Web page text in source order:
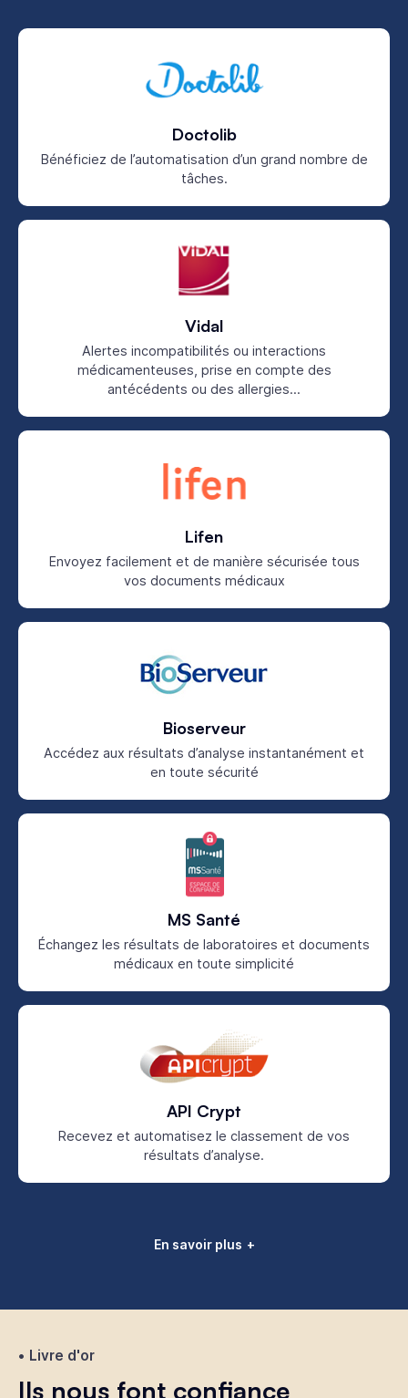
Doctolib
Bénéficiez de l’automatisation d’un grand nombre de
tâches.
Vidal
Alertes incompatibilités ou interactions
médicamenteuses, prise en compte des
antécédents ou des allergies...
Lifen
Envoyez facilement et de manière sécurisée tous
vos documents médicaux
Bioserveur
Accédez aux résultats d’analyse instantanément et
en toute sécurité
MS Santé
Échangez les résultats de laboratoires et documents
médicaux en toute simplicité
API Crypt
Recevez et automatisez le classement de vos
résultats d’analyse.
En savoir plus
Livre d'or
Ils nous font confiance